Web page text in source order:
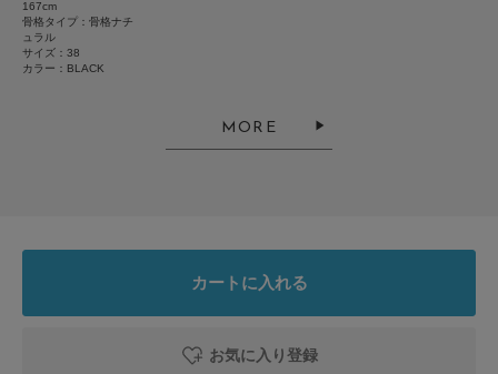
167cm
骨格タイプ：骨格ナチ
ュラル
サイズ：38
カラー：BLACK
MORE
カートに入れる
お気に入り登録